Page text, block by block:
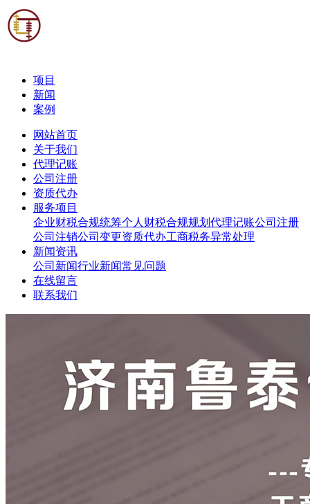
项目
新闻
案例
网站首页
关于我们
代理记账
公司注册
资质代办
服务项目
企业财税合规统筹个人财税合规规划 代理记账公司注册
公司注销公司变更资质代办工商税务异常处理
新闻资讯
公司新闻行业新闻常见问题
在线留言
联系我们